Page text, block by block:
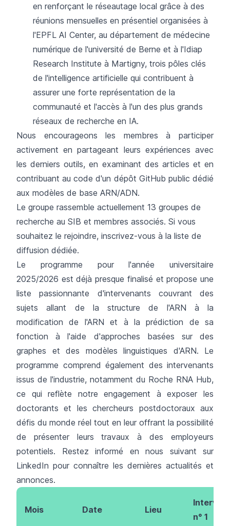
en renforçant le réseautage local grâce à des
réunions mensuelles en présentiel organisées à
l'EPFL AI Center, au département de médecine
numérique de l'université de Berne et à l'Idiap
Research Institute à Martigny, trois pôles clés
de l'intelligence artificielle qui contribuent à
assurer une forte représentation de la
communauté et l'accès à l'un des plus grands
réseaux de recherche en IA.
Nous encourageons les membres à participer
activement en partageant leurs expériences avec
les derniers outils, en examinant des articles et en
contribuant au code d'un dépôt GitHub public dédié
aux modèles de base ARN/ADN.
Le groupe rassemble actuellement 13 groupes de
recherche au SIB et membres associés. Si vous
souhaitez le rejoindre, inscrivez-vous à la liste de
diffusion dédiée.
Le programme pour l'année universitaire
2025/2026 est déjà presque finalisé et propose une
liste passionnante d'intervenants couvrant des
sujets allant de la structure de l'ARN à la
modification de l'ARN et à la prédiction de sa
fonction à l'aide d'approches basées sur des
graphes et des modèles linguistiques d'ARN. Le
programme comprend également des intervenants
issus de l'industrie, notamment du Roche RNA Hub,
ce qui reflète notre engagement à exposer les
doctorants et les chercheurs postdoctoraux aux
défis du monde réel tout en leur offrant la possibilité
de présenter leurs travaux à des employeurs
potentiels. Restez informé en nous suivant sur
LinkedIn pour connaître les dernières actualités et
annonces.
Mois Date Lieu
n° 1